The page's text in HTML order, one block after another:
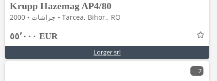
Krupp Hazemag AP4/80
جراشات • 2000 • Tarcea, Bihor., RO
٥٥٬٠٠٠ EUR
Lorger srl
7